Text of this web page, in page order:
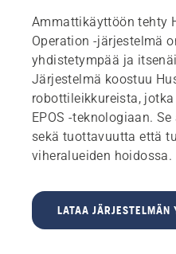
Ammattikäyttöön tehty
Operation -järjestelmä
yhdistetympää ja
Järjestelmä koostuu
robottileikkureista,
EPOS -teknologiaan.
sekä tuottavuutta että
viheralueiden hoidossa.
LATAA JÄRJESTELMÄN